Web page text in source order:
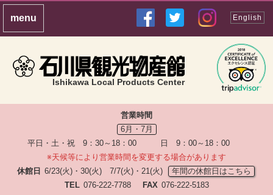
Ishikawa Local Products Center
English
営業時間
6月・7月
平日・土・祝 9：30～18：00 日 9：00～18：00
※天候等により営業時間を変更する場合があります
休館日 6/23(火)・30(火) 7/7(火)・21(火)
年間の休館日はこちら
TEL 076-222-7788 FAX 076-222-5183